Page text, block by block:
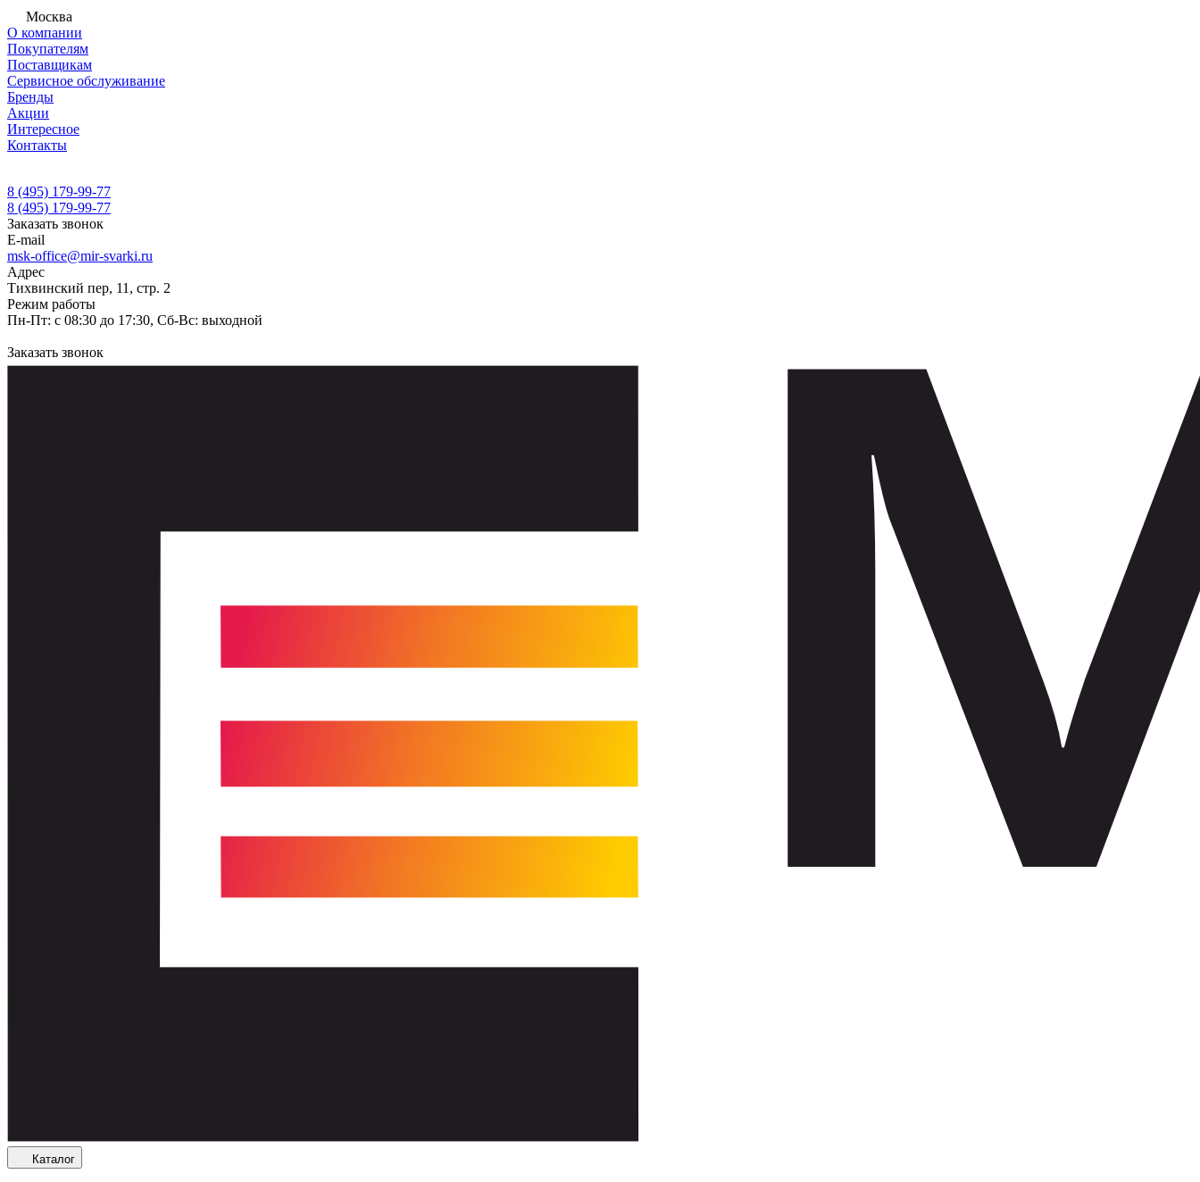
Москва
О компании
Покупателям
Поставщикам
Сервисное обслуживание
Бренды
Акции
Интересное
Контакты
8 (495) 179-99-77
8 (495) 179-99-77
Заказать звонок
E-mail
msk-office@mir-svarki.ru
Адрес
Тихвинский пер, 11, стр. 2
Режим работы
Пн-Пт: с 08:30 до 17:30, Сб-Вс: выходной
Заказать звонок
Каталог